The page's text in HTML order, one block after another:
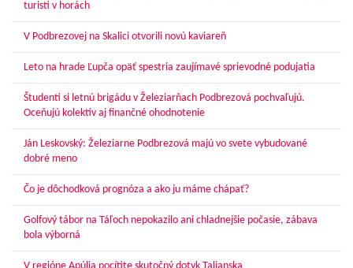
turisti v horách
V Podbrezovej na Skalici otvorili novú kaviareň
Leto na hrade Ľupča opäť spestria zaujímavé sprievodné podujatia
Študenti si letnú brigádu v Železiarňach Podbrezová pochvaľujú.
Oceňujú kolektív aj finančné ohodnotenie
Ján Leskovský: Železiarne Podbrezová majú vo svete vybudované
dobré meno
Čo je dôchodková prognóza a ako ju máme chápať?
Golfový tábor na Táľoch nepokazilo ani chladnejšie počasie, zábava
bola výborná